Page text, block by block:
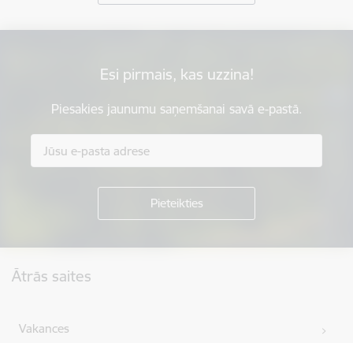
Esi pirmais, kas uzzina!
Piesakies jaunumu saņemšanai savā e-pastā.
Ātrās saites
Vakances